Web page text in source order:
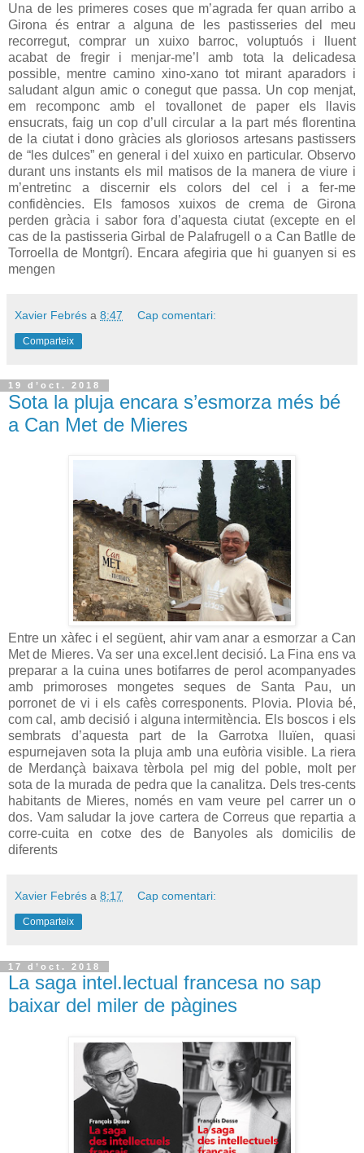
Una de les primeres coses que m’agrada fer quan arribo a
Girona és entrar a alguna de les pastisseries del meu
recorregut, comprar un xuixo barroc, voluptuós i lluent
acabat de fregir i menjar-me’l amb tota la delicadesa
possible, mentre camino xino-xano tot mirant aparadors i
saludant algun amic o conegut que passa. Un cop menjat,
em recomponc amb el tovallonet de paper els llavis
ensucrats, faig un cop d’ull circular a la part més florentina
de la ciutat i dono gràcies als gloriosos artesans pastissers
de “les dulces” en general i del xuixo en particular. Observo
durant uns instants els mil matisos de la manera de viure i
m’entretinc a discernir els colors del cel i a fer-me
confidències. Els famosos xuixos de crema de Girona
perden gràcia i sabor fora d’aquesta ciutat (excepte en el
cas de la pastisseria Girbal de Palafrugell o a Can Batlle de
Torroella de Montgrí). Encara afegiria que hi guanyen si es
mengen
Xavier Febrés a 8:47 Cap comentari:
Comparteix
19 d’oct. 2018
Sota la pluja encara s’esmorza més bé
a Can Met de Mieres
Entre un xàfec i el següent, ahir vam anar a esmorzar a Can
Met de Mieres. Va ser una excel.lent decisió. La Fina ens va
preparar a la cuina unes botifarres de perol acompanyades
amb primoroses mongetes seques de Santa Pau, un
porronet de vi i els cafès corresponents. Plovia. Plovia bé,
com cal, amb decisió i alguna intermitència. Els boscos i els
sembrats d’aquesta part de la Garrotxa lluïen, quasi
espurnejaven sota la pluja amb una eufòria visible. La riera
de Merdançà baixava tèrbola pel mig del poble, molt per
sota de la murada de pedra que la canalitza. Dels tres-cents
habitants de Mieres, només en vam veure pel carrer un o
dos. Vam saludar la jove cartera de Correus que repartia a
corre-cuita en cotxe des de Banyoles als domicilis de
diferents
Xavier Febrés a 8:17 Cap comentari:
Comparteix
17 d’oct. 2018
La saga intel.lectual francesa no sap
baixar del miler de pàgines